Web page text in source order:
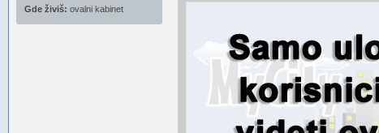
Gde živiš: ovalni kabinet